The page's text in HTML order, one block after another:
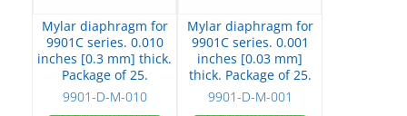
Mylar diaphragm for
9901C series. 0.010
inches [0.3 mm] thick.
Package of 25.
9901-D-M-010
Mylar diaphragm for
9901C series. 0.001
inches [0.03 mm]
thick. Package of 25.
9901-D-M-001